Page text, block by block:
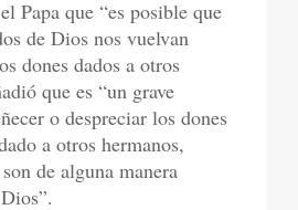
Papa que “es posible que
de Dios nos vuelvan
dones dados a otros
que es “un grave
o despreciar los dones
a otros hermanos,
de alguna manera